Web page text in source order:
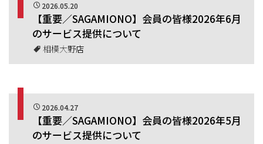
2026.05.20
【重要／SAGAMIONO】会員の皆様2026年6月
のサービス提供について
相模大野店
2026.04.27
【重要／SAGAMIONO】会員の皆様2026年5月
のサービス提供について